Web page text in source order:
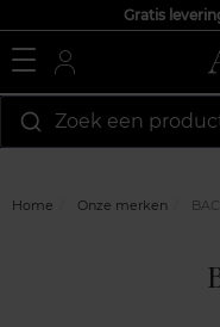
Gratis
Zoek een
Home Onze merken